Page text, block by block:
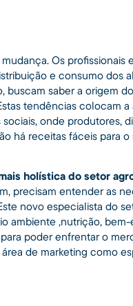
Os profissionais
e consumo dos
saber a origem
tendências colocam
onde produtores,
há receitas fáceis para
holística do setor
precisam entender as
novo especialista do
ambiente ,nutrição,
poder enfrentar o
de marketing como